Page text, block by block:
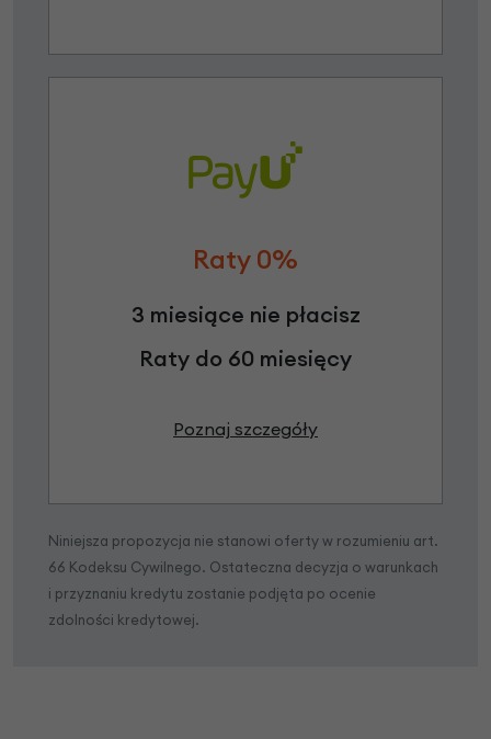
Raty 0%
3 miesiące nie płacisz
Raty do 60 miesięcy
Poznaj szczegóły
Niniejsza propozycja nie stanowi oferty w rozumieniu art.
66 Kodeksu Cywilnego. Ostateczna decyzja o warunkach
i przyznaniu kredytu zostanie podjęta po ocenie
zdolności kredytowej.